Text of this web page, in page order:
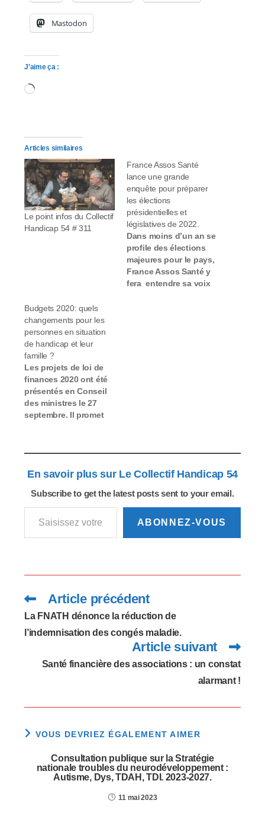
Mastodon
J’aime ça :
Chargement…
Articles similaires
Le point infos du Collectif
Handicap 54 # 311
France Assos Santé
lance une grande
enquête pour préparer
les élections
présidentielles et
législatives de 2022.
Dans moins d’un an se
profile des élections
majeures pour le pays,
France Assos Santé y
fera entendre sa voix
Budgets 2020: quels
changements pour les
personnes en situation
de handicap et leur
famille ?
Les projets de loi de
finances 2020 ont été
présentés en Conseil
des ministres le 27
septembre. Il promet
personnes
principales mesures en
bref ! 1 octobre 2019 •
Par Handicap.fr / E.
En savoir plus sur Le Collectif Handicap 54
Subscribe to get the latest posts sent to your email.
Saisissez votre adresse e-mail…
ABONNEZ-VOUS
Read
more
articles
Article précédent
La FNATH dénonce la réduction de
l’indemnisation des congés maladie.
Article suivant
Santé financière des associations : un constat
alarmant !
VOUS DEVRIEZ ÉGALEMENT AIMER
Consultation publique sur la Stratégie
nationale troubles du neurodéveloppement :
Autisme, Dys, TDAH, TDI. 2023-2027.
11 mai 2023